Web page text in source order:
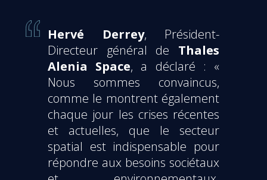
Hervé Derrey, Président-
Directeur général de Thales
Alenia Space, a déclaré : «
Nous sommes convaincus,
comme le montrent également
chaque jour les crises récentes
et actuelles, que le secteur
spatial est indispensable pour
répondre aux besoins sociétaux